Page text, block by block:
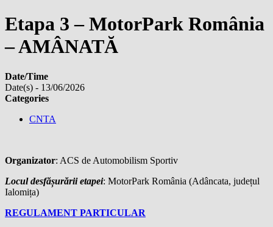
Etapa 3 – MotorPark România
– AMÂNATĂ
Date/Time
Date(s) - 13/06/2026
Categories
CNTA
Organizator: ACS de Automobilism Sportiv
Locul desfășurării etapei: MotorPark România (Adâncata, județul
Ialomița)
REGULAMENT PARTICULAR